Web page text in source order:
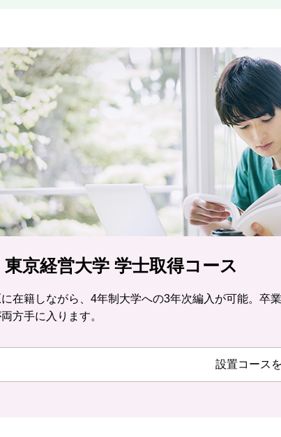
東京経営大学 学士取得コース
在籍しながら、4年制大学への3年次編入が可能。卒
方手に入ります。
設置コース